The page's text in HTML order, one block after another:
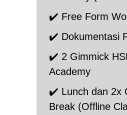
✔️ Free Form
✔️ Dokumentasi
✔️ 2 Gimmick
Academy
✔️ Lunch dan 2x
Break (Offline